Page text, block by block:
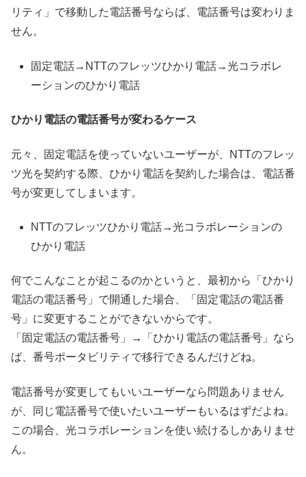
リティ」で移動した電話番号ならば、電話番号は変わりま
せん。
固定電話→NTTのフレッツひかり電話→光コラボレ
ーションのひかり電話
ひかり電話の電話番号が変わるケース
元々、固定電話を使っていないユーザーが、NTTのフレッ
ツ光を契約する際、ひかり電話を契約した場合は、電話番
号が変更してしまいます。
NTTのフレッツひかり電話→光コラボレーションの
ひかり電話
何でこんなことが起こるのかというと、最初から「ひかり
電話の電話番号」で開通した場合、「固定電話の電話番
号」に変更することができないからです。
「固定電話の電話番号」→「ひかり電話の電話番号」なら
ば、番号ポータビリティで移行できるんだけどね。
電話番号が変更してもいいユーザーなら問題ありません
が、同じ電話番号で使いたいユーザーもいるはずだよね。
この場合、光コラボレーションを使い続けるしかありませ
ん。